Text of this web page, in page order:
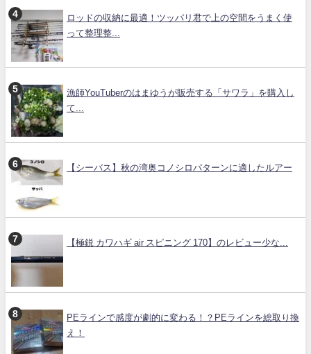
ロッドの収納に最適！ツッパリ君で上の空間をうまく使
って整理整...
漁師YouTuberのはまゆうが販売する「サワラ」を購入し
て...
【シーバス】秋の湾奥コノシロパターンに適したルアー
【極鋭 カワハギ air スピニング 170】のレビュー少な...
PEラインで感度が劇的に変わる！？PEラインを総取り換
え！